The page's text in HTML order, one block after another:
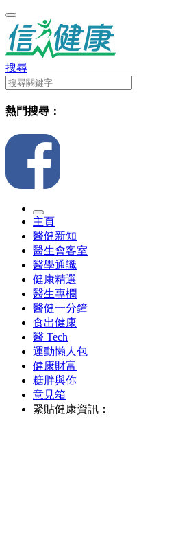
搜尋
熱門搜尋：
主頁
醫健新知
醫生會客室
醫學通識
健康精選
醫生專欄
醫健一分鐘
食出健康
醫 Tech
運動懶人包
健康財富
糖胖與你
意見箱
緊貼健康資訊：